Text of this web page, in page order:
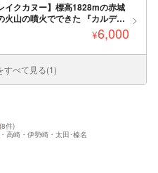
イクカヌー】標高1828mの赤城
火山の噴火でできた 『カルデラ
まれた天空の赤城大沼 都心から
！ 天空のカヌーツアーに参加し
¥6,000
すべて見る(1)
(8件)
高崎・伊勢崎・太田･榛名